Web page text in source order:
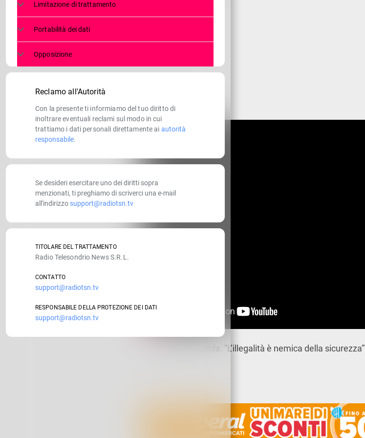
Il 1° maggio a Colda. ”L’illegalità è nemica della sicurezza”
Limitazione di trattamento
Portabilità dei dati
Opposizione
Reclamo all'Autorità
Con la presente ti informiamo del tuo diritto di
inoltrare eventuali reclami sul modo in cui
trattiamo i dati personali direttamente ai autorità
responsabile.
Se desideri esercitare uno dei diritti sopra
menzionati, ti preghiamo di scriverci una e-mail
all'indirizzo support@radiotsn.tv
TITOLARE DEL TRATTAMENTO
Radio Telesondrio News S.R.L.
CONTATTO
support@radiotsn.tv
RESPONSABILE DELLA PROTEZIONE DEI DATI
support@radiotsn.tv